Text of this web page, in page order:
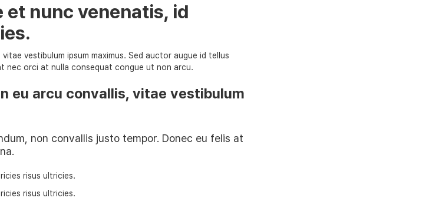
nunc venenatis, id
vestibulum ipsum maximus. Sed auctor augue id tellus
nec orci at nulla consequat congue ut non arcu.
eu arcu convallis, vitae vestibulum
non convallis justo tempor. Donec eu felis at
risus ultricies.
risus ultricies.